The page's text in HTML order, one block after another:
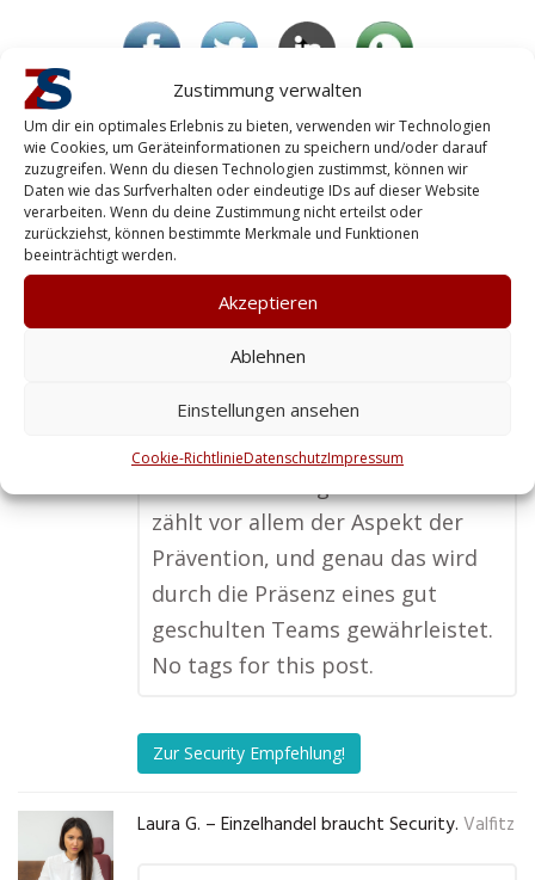
Zustimmung verwalten
Um dir ein optimales Erlebnis zu bieten, verwenden wir Technologien
wie Cookies, um Geräteinformationen zu speichern und/oder darauf
zuzugreifen. Wenn du diesen Technologien zustimmst, können wir
Daten wie das Surfverhalten oder eindeutige IDs auf dieser Website
verarbeiten. Wenn du deine Zustimmung nicht erteilst oder
zurückziehst, können bestimmte Merkmale und Funktionen
beeinträchtigt werden.
Akzeptieren
Ablehnen
Einstellungen ansehen
Cookie-RichtlinieDatenschutzImpressum
Stefan S. braucht eine Kaufhausüberwachung.
Valfitz
Kaufhausüberwachung ist ein
Thema, das man nicht
unterschätzen sollte. Ich habe
erlebt, wie wichtig es ist, einen
Sicherheitsdienst aus der Region
sind flexibel, schnell vor Ort und
kennen oft schon die typischen
zählt vor allem der Aspekt der
Prävention, und genau das wird
durch die Präsenz eines gut
geschulten Teams gewährleistet.
No tags for this post.
Zur Security Empfehlung!
Laura G. – Einzelhandel braucht Security. Valfitz